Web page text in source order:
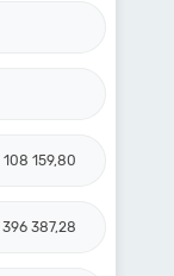
108 159,80
396 387,28